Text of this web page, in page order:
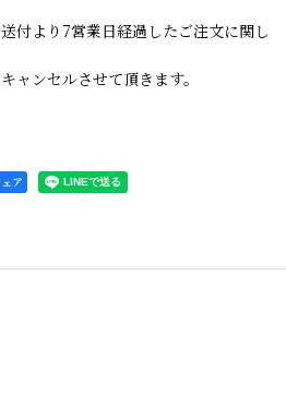
付より7営業日経過したご注文に関し
ャンセルさせて頂きます。
ア